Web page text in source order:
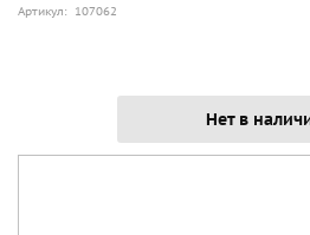
Артикул: 107062
Нет в